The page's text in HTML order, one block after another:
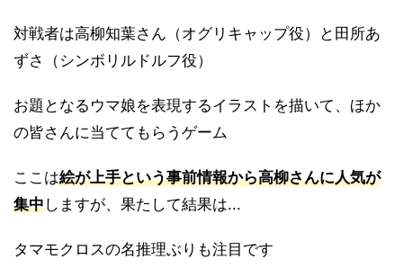
対戦者は高柳知葉さん（オグリキャップ役）と田所あ
ずさ（シンボリルドルフ役）
お題となるウマ娘を表現するイラストを描いて、ほか
の皆さんに当ててもらうゲーム
ここは絵が上手という事前情報から高柳さんに人気が
集中しますが、果たして結果は...
タマモクロスの名推理ぶりも注目です